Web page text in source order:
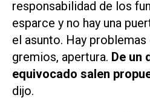
responsabilidad de los
esparce y no hay una
el asunto. Hay
gremios, apertura. De un
equivocado salen
dijo.